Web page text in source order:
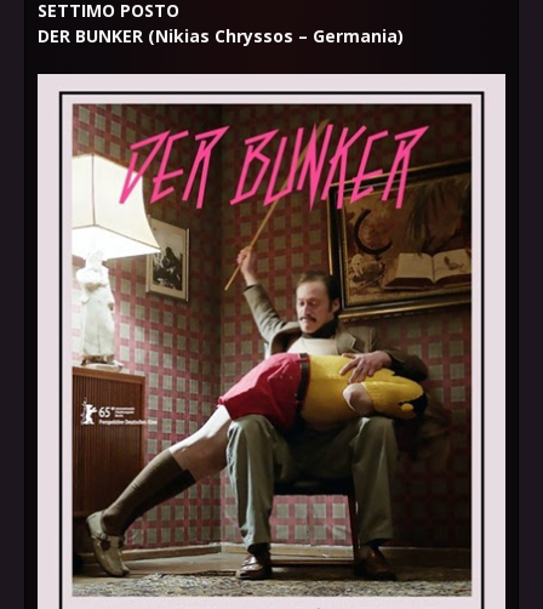
SETTIMO POSTO
DER BUNKER (Nikias Chryssos – Germania)